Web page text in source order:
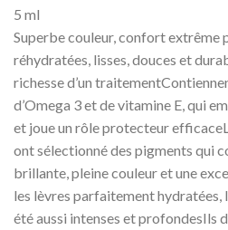
5 ml
Superbe couleur, confort extrême
réhydratées, lisses, douces et
richesse d’un
d’Omega 3 et de vitamine E, qui
et joue un rôle protecteur
ont sélectionné des pigments qui
brillante, pleine couleur et une
les lèvres parfaitement hydratées,
été aussi intenses et profondesIls